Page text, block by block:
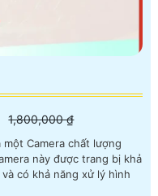
1,800,000 ₫
một Camera chất lượng
có khả năng xử lý hình